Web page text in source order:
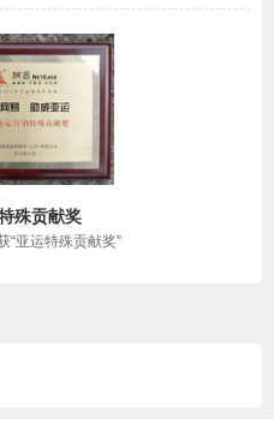
殊贡献奖
“亚运特殊贡献奖”